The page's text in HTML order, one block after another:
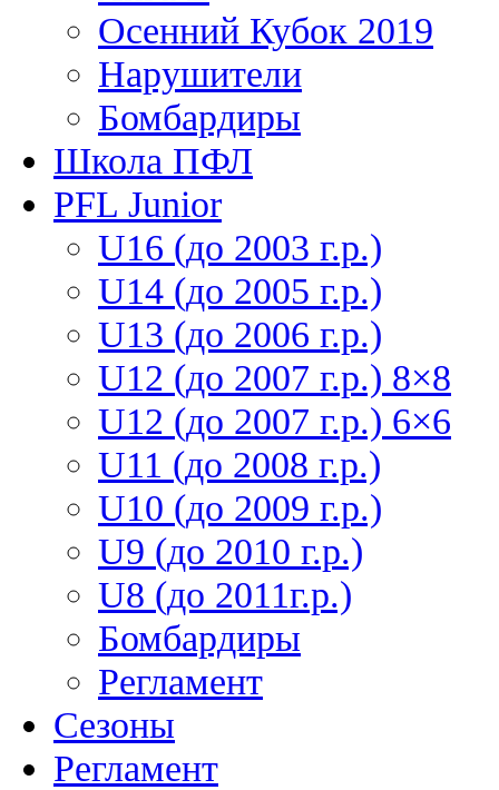
Осенний Кубок 2019
Нарушители
Бомбардиры
Школа ПФЛ
PFL Junior
U16 (до 2003 г.р.)
U14 (до 2005 г.р.)
U13 (до 2006 г.р.)
U12 (до 2007 г.р.) 8×8
U12 (до 2007 г.р.) 6×6
U11 (до 2008 г.р.)
U10 (до 2009 г.р.)
U9 (до 2010 г.р.)
U8 (до 2011г.р.)
Бомбардиры
Регламент
Сезоны
Регламент